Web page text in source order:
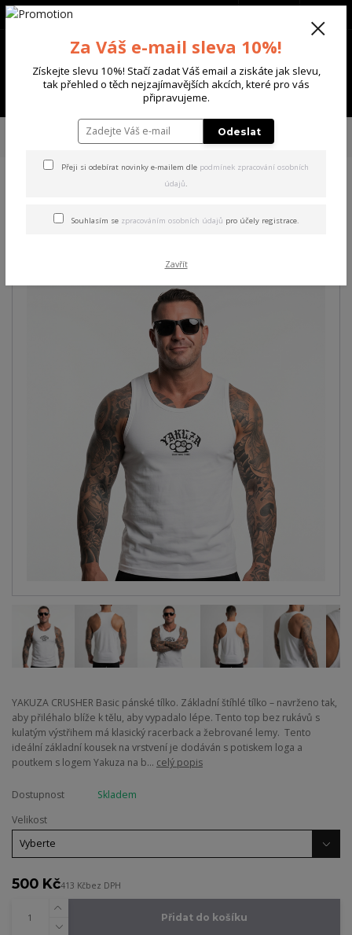
Menu
+420 702 136 620
TRIKA & TÍLKA
Yakuza pánské tílko Crusher Slim Racer
Slim Racer Basic Tanktop
YAKUZA CRUSHER Basic pánské tílko. Základní štíhlé tílko – navrženo tak,
aby přiléhalo blíže k tělu, aby vypadalo lépe. Tento top bez rukávů s
kulatým výstřihem má klasický racerback a žebrované lemy. Tento
ideální základní kousek na vrstvení je dodáván s potiskem loga a
poutkem s logem Yakuza na b... celý popis
Dostupnost
Skladem
Velikost
500 Kč413 Kčbez DPH
Přidat do košíku
Za Váš e-mail sleva 10%!
Získejte slevu 10%! Stačí zadat Váš email a ziskáte jak slevu,
tak přehled o těch nejzajímavějších akcích, které pro vás
připravujeme.
Odeslat
Přeji si odebírat novinky e-mailem dle podmínek zpracování osobních
údajů.
Souhlasím se zpracováním osobních údajů pro účely registrace.
Zavřít